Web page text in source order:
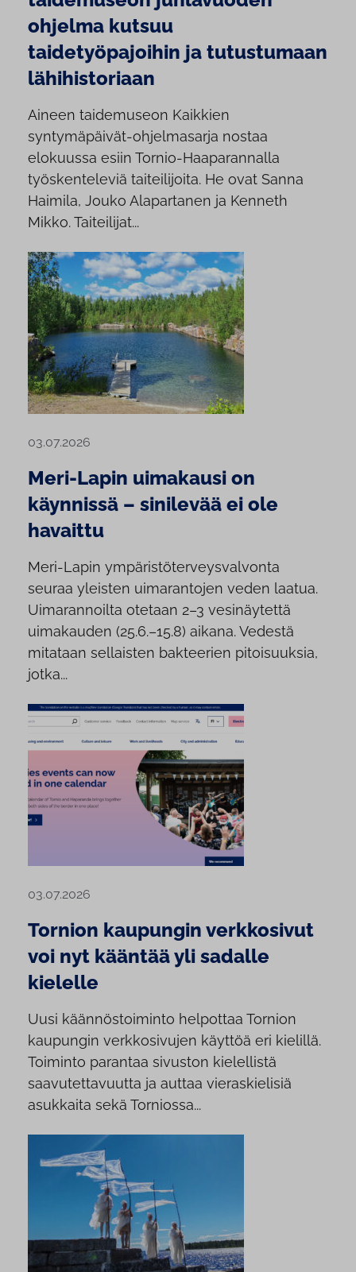
ohjelma kutsuu
taidetyöpajoihin ja tutustumaan
lähihistoriaan
Aineen taidemuseon Kaikkien
syntymäpäivät-ohjelmasarja nostaa
elokuussa esiin Tornio-Haaparannalla
työskenteleviä taiteilijoita. He ovat Sanna
Haimila, Jouko Alapartanen ja Kenneth
Mikko. Taiteilijat...
03.07.2026
Meri-Lapin uimakausi on
käynnissä – sinilevää ei ole
havaittu
Meri-Lapin ympäristöterveysvalvonta
seuraa yleisten uimarantojen veden laatua.
Uimarannoilta otetaan 2–3 vesinäytettä
uimakauden (25.6.–15.8) aikana. Vedestä
mitataan sellaisten bakteerien pitoisuuksia,
jotka...
03.07.2026
Tornion kaupungin verkkosivut
voi nyt kääntää yli sadalle
kielelle
Uusi käännöstoiminto helpottaa Tornion
kaupungin verkkosivujen käyttöä eri kielillä.
Toiminto parantaa sivuston kielellistä
saavutettavuutta ja auttaa vieraskielisiä
asukkaita sekä Torniossa...